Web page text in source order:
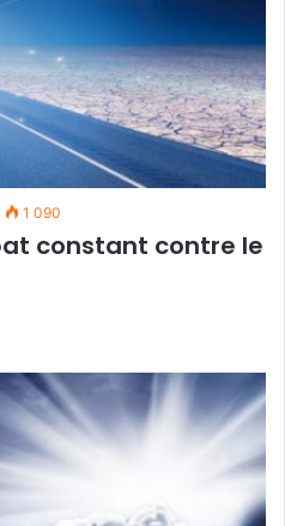
1 090
constant contre le